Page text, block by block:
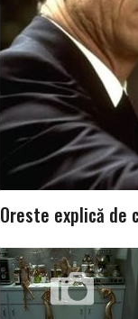
Oreste explică de